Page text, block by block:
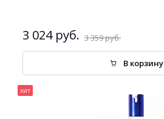
3 024 руб. 3 359 руб.
В корзину
хит